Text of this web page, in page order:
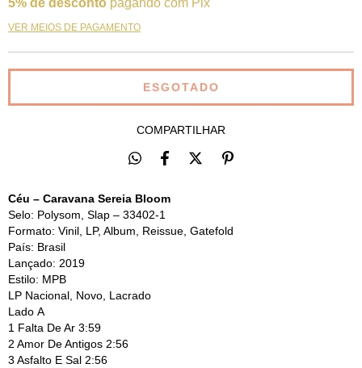
5% de desconto pagando com Pix
VER MEIOS DE PAGAMENTO
COMPARTILHAR
Céu – Caravana Sereia Bloom
Selo: Polysom, Slap – 33402-1
Formato: Vinil, LP, Album, Reissue, Gatefold
País: Brasil
Lançado: 2019
Estilo: MPB
LP Nacional, Novo, Lacrado
Lado A
1 Falta De Ar 3:59
2 Amor De Antigos 2:56
3 Asfalto E Sal 2:56